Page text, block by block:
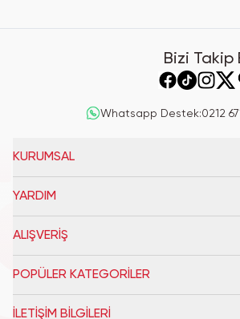
Bizi Takip
Whatsapp Destek:0212
KURUMSAL
YARDIM
ALIŞVERİŞ
POPÜLER KATEGORİLER
İLETİŞİM BİLGİLERİ